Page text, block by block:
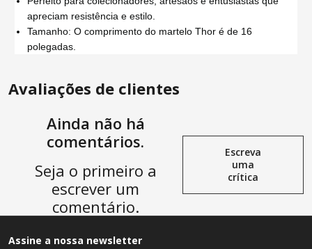
apreciam resistência e estilo.
Tamanho: O comprimento do martelo Thor é de 16
polegadas.
Avaliações de clientes
Ainda não há
comentários.
Seja o primeiro a
escrever um
comentário.
Escreva
uma
crítica
Assine a nossa newsletter